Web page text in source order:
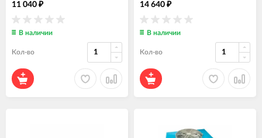
11 040 ₽
В наличии
Кол-во
14 640 ₽
В наличии
Кол-во